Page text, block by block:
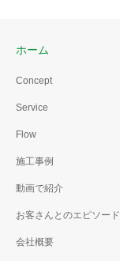
ホーム
Concept
Service
Flow
施工事例
動画で紹介
お客さんとのエピソード
会社概要